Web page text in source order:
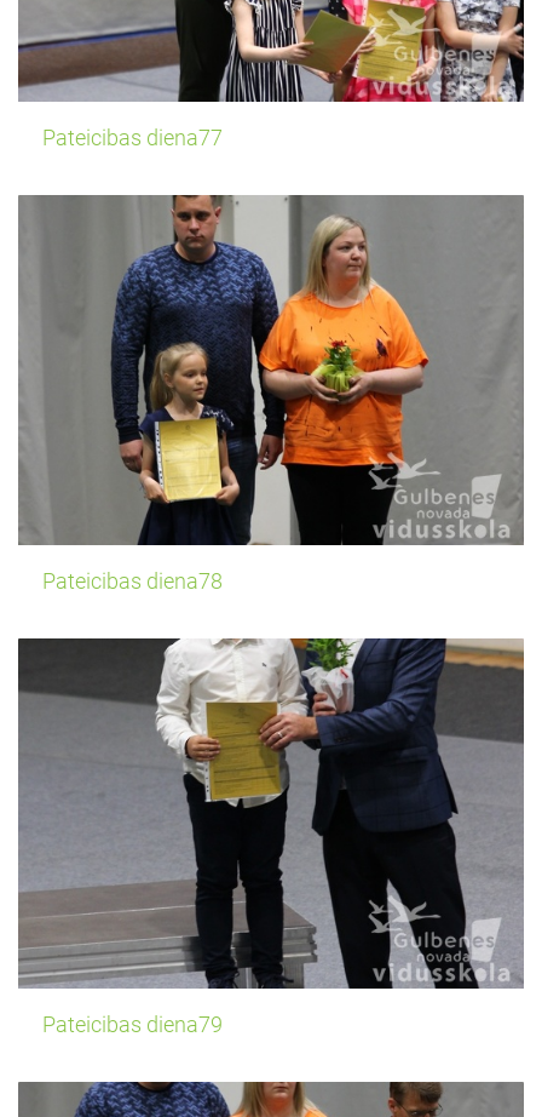
Pateicibas diena77
Pateicibas diena78
Pateicibas diena79